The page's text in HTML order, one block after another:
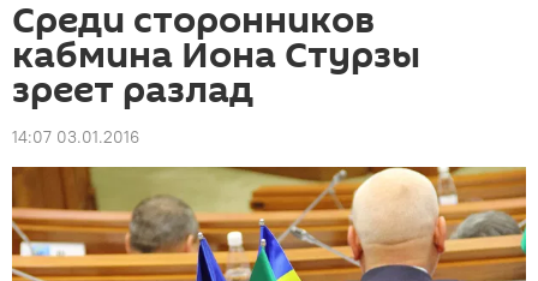
Среди сторонников
кабмина Иона Стурзы
зреет разлад
14:07 03.01.2016